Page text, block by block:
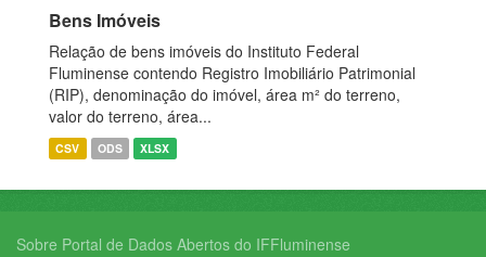
Bens Imóveis
Relação de bens imóveis do Instituto Federal
Fluminense contendo Registro Imobiliário Patrimonial
(RIP), denominação do imóvel, área m² do terreno,
valor do terreno, área...
CSV ODS XLSX
Sobre Portal de Dados Abertos do IFFluminense